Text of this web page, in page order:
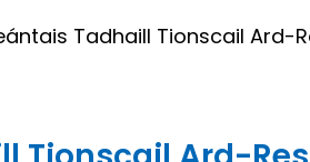
Tadhaill Tionscail Ard-